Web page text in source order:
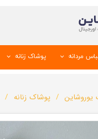
مردانه
تک کت و جلیقه
شلوار
پوشاک زنانه
تونیک و
تاپ
شال و کلاه
یوروشاین پوشاک زنانه